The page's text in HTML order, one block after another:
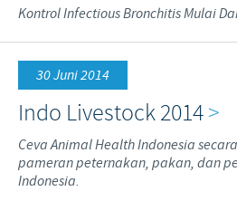
Kontrol Infectious Bronchitis Mulai
30 Juni 2014
Indo Livestock 2014>
Ceva Animal Health Indonesia
pameran peternakan, pakan, dan
Indonesia.